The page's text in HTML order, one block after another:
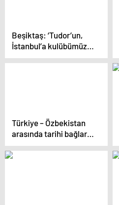
Beşiktaş: ‘Tudor’un,
İstanbul’a kulübümüzle
görüşmek için geldiği
Türkiye – Özbekistan
arasında tarihi bağlar
gelişiyor